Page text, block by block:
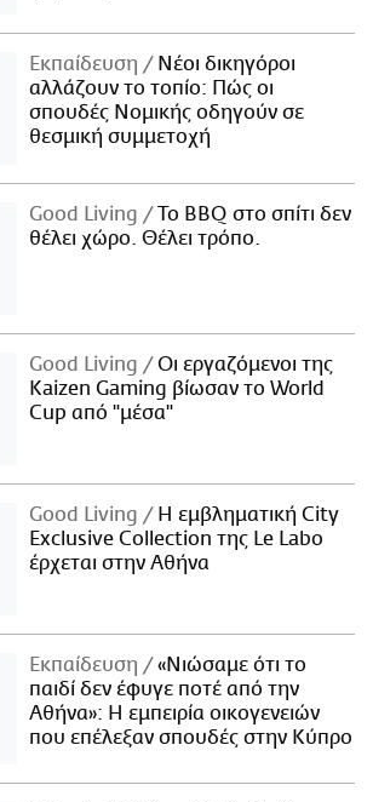
Εκπαίδευση
Νέοι δικηγόροι
αλλάζουν το τοπίο: Πώς οι
σπουδές Νομικής οδηγούν σε
θεσμική συμμετοχή
Good Living
Το BBQ στο σπίτι δεν
θέλει χώρο. Θέλει τρόπο.
Good Living
Οι εργαζόμενοι της
Kaizen Gaming βίωσαν το World
Cup από "μέσα"
Good Living
Η εμβληματική City
Exclusive Collection της Le Labo
έρχεται στην Αθήνα
Εκπαίδευση
«Νιώσαμε ότι το
παιδί δεν έφυγε ποτέ από την
Αθήνα»: Η εμπειρία οικογενειών
που επέλεξαν σπουδές στην Κύπρο